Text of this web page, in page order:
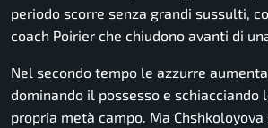
periodo scorre senza grandi sussulti,
coach Poirier che chiudono avanti di
Nel secondo tempo le azzurre
dominando il possesso e schiacciando
propria metà campo. Ma Chshkoloyova